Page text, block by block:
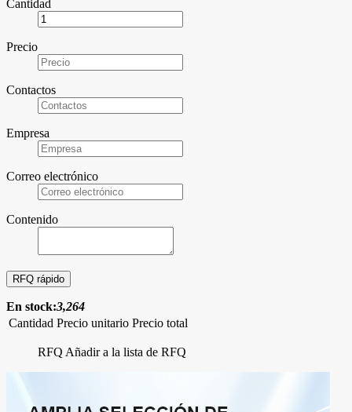
Cantidad
Precio
Contactos
Empresa
Correo electrónico
Contenido
En stock:3,264
Cantidad Precio unitario Precio total
RFQ Añadir a la lista de RFQ